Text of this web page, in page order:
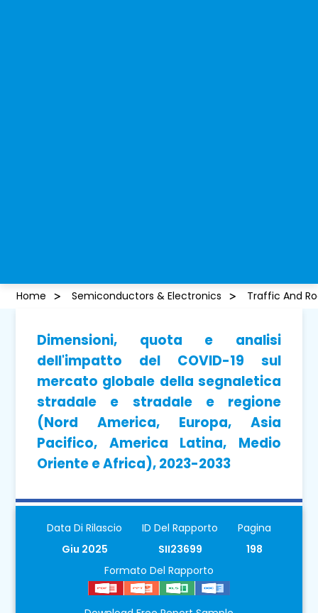
Home Semiconductors & Electronics Traffic And
Dimensioni, quota e analisi
dell'impatto del COVID-19 sul
mercato globale della segnaletica
stradale e stradale e regione
(Nord America, Europa, Asia
Pacifico, America Latina, Medio
Oriente e Africa), 2023-2033
Data Di Rilascio
Giu 2025
ID Del Rapporto
SII23699
Pagina
198
Formato Del Rapporto